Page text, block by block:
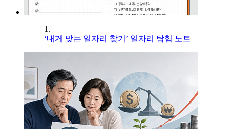
1.
‘내게 맞는 일자리 찾기’ 일자리 탐험 노트